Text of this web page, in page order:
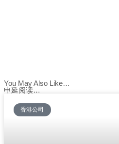
You May Also Like…
申延阅读…
香港公司